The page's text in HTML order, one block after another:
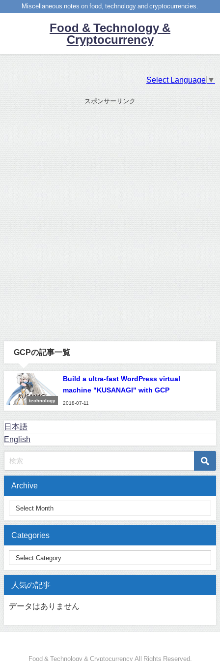
Miscellaneous notes on food, technology and cryptocurrencies.
Food & Technology &
Cryptocurrency
Select Language ▼
スポンサーリンク
GCPの記事一覧
technology
Build a ultra-fast WordPress virtual
machine "KUSANAGI" with GCP
2018-07-11
日本語
English
Archive
Categories
人気の記事
データはありません
Food & Technology & Cryptocurrency All Rights Reserved.